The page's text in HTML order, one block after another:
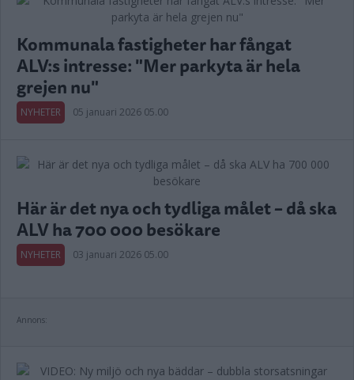
Kommunala fastigheter har fångat
ALV:s intresse: "Mer parkyta är hela
grejen nu"
NYHETER 05 januari 2026 05.00
Här är det nya och tydliga målet – då ska
ALV ha 700 000 besökare
NYHETER 03 januari 2026 05.00
Annons: